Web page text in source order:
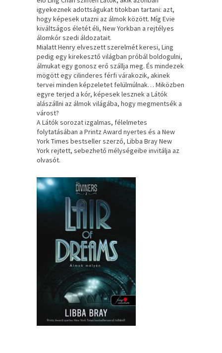
igyekeznek adottságukat titokban tartani: azt,
hogy képesek utazni az álmok között. Míg Evie
kiváltságos életét éli, New Yorkban a rejtélyes
álomkór szedi áldozatait.
Mialatt Henry elveszett szerelmét keresi, Ling
pedig egy kirekesztő világban próbál boldogulni,
álmukat egy gonosz erő szállja meg. És mindezek
mögött egy cilinderes férfi várakozik, akinek
tervei minden képzeletet felülmúlnak… Miközben
egyre terjed a kór, képesek lesznek a Látók
alászállni az álmok világába, hogy megmentsék a
várost?
A Látók sorozat izgalmas, félelmetes
folytatásában a Printz Award nyertes és a New
York Times bestseller szerző, Libba Bray New
York rejtett, sebezhető mélységeibe invitálja az
olvasót.